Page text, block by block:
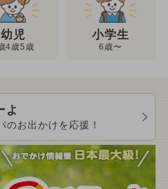
幼児
4歳5歳
小学生
6歳〜
よ
のお出かけを応援！